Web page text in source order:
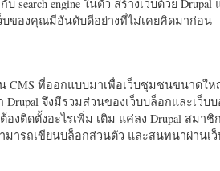
บ search engine ในตัว สร้างเว็บด้วย
บของคุณมีอันดับดีอย่างที่ไม่เคยคิดมาก่อน
น CMS ที่ออกแบบมาเพื่อเว็บชุมชนขนาดให
จึงมีรวมส่วนของเว็บบล็อกและเว็บ
องติดตั้งอะไรเพิ่ม เติม แค่ลง Drupal สมาชิ
ารถเขียนบล็อกส่วนตัว และสนทนาผ่านเว็